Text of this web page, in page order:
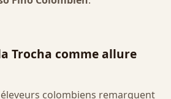
Trocha comme allure
colombiens remarquent